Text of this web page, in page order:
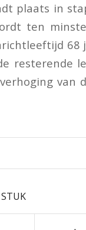
plaats in
ten
resterende
van